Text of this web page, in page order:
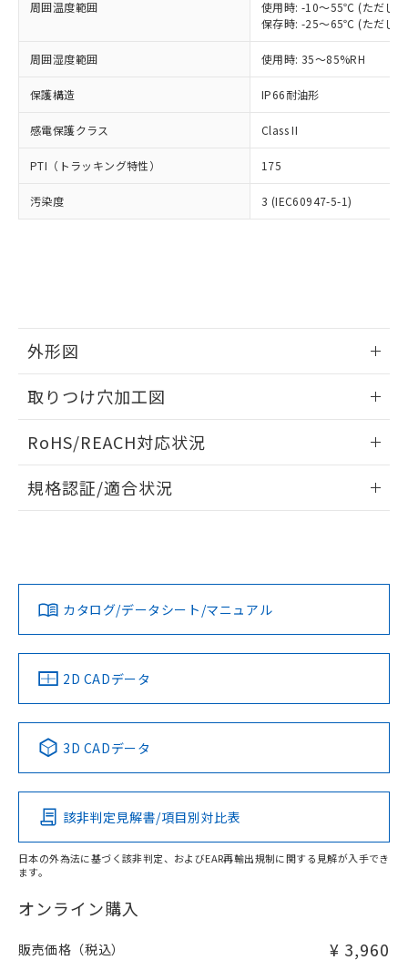
周囲温度範囲
使用時: -10～55℃ (ただし
保存時: -25～65℃ (ただし
周囲湿度範囲 使用時: 35～85%RH
保護構造 IP66耐油形
感電保護クラス Class II
PTI（トラッキング特性） 175
汚染度 3 (IEC60947-5-1)
外形図
取りつけ穴加工図
RoHS/REACH対応状況
EU RoHS 注意事項・凡例
対応済み
中国 RoHS 注意事項・凡例
Pb Hg Cd Cr(VI)
O
在庫等で未対応品が混在する可能性があります。
問い合わせください。
規格認証/適合状況
LR型式承認
（イギリス
船舶規格）
DNV型式承認
（ノルウェー
BV型式承認
（フランス
KR型式
（韓国
No No No No
この製品の規格認証/適合状況ページへ
その他の認証はこちらのページからご検索ください
カタログ/データシート/マニュアル
2D CADデータ
3D CADデータ
該非判定見解書/項目別対比表
日本の外為法に基づく該非判定、およびEAR再輸出規制に関する見解が入手でき
ます。
オンライン購入
販売価格（税込） ¥ 3,960
当社制御機器事業取扱商品の中には、
本サービスの対象外となる商品もある
在庫状況および標準価格照会結果は、
記載している更新日時点での社内デー
タに基づき作成されるものであり、閲
覧された時点での実際の在庫および標
準価格とは異なる場合があることをご
了承ください。
正式な納期状況および標準価格はお客
様のお取引先、またはお客様担当のオ
ムロン制御機器販売店・当社販売員に
マイパーツ機能（部品リスト作成サー
ビス）をご利用いただくには、I-Web
あります。
お客様が当ウェブサイト上で当社にご
登録された部品リストについて、当社
および当社の共同利用者が、当社の製
品・サービスに関するお客様との取
の共同利用に関して"
の「1.共同利
用者の範囲」に記載されている法人を
指します。
仕入先様の事情により、非含有部品として
いたものが、含有品と判明した場合などや
むを得ず変更することがあります。
*EU RoHS指令（10物質）：
鉛(Pb) 1000ppm以下、 水銀(Hg) 1000ppm以下、 カド
ミウム(Cd) 100ppm以下、
六価クロム(Cr(Ⅵ)) 1000ppm以下、ポリ臭化ビフェニル
類(PBB) 1000ppm以下、ポリ臭化ジフェニルエーテル類
(PBDE) 1000ppm以下、フタル酸ビス(2-エチルヘキシ
（DBP） 1000ppm以下、フタル酸ジイソブチル
(DIBP) 1000ppm以下
※2 対応予定月
月が前後することがあります。
※3 非含有証明書ダウンロード
下記の非含有証明書をダウンロードするこ
るもので、過去に遡って非含有を証明する
ものではありません。
また、RoHS指令のフタル酸エステル類４
物質の対応では、対応完了までの期間は出
していることから、特段のことがない限
り、2022年1月12日より割愛しておりま
す。
「×」：最大均質材料含有率が中国RoHSの
基準値を超えていることを示します。
「－」：未確認です。当社販売部門へお問
*中国RoHS10物質の基準値 (GB/T26572)：
Pb(鉛) :1000ppm、 Hg(水銀) : 1000ppm、 Cd(カドミウ
ム) : 100ppm、
ニル類) : 1000ppm、 PBDEs(ポリ臭化ジフェニルエーテ
DBP(フタル酸ジブチル) : 1000ppm、 DIBP(フタル酸ジ
イソブチル) : 1000ppm、 BBP(フタル酸ブチルベンジ
ル) : 1000ppm、
「ｅ」：有害物質（10物質）のすべてが基
準値以下であることを示します。
質が外部に漏えいし、環境に深刻な影響を
及ぼさない年数を意味します。
「－」：未確認です。当社販売部門へお問
い合わせください。
当社は、これら貴社製品のうち、外国
為替および外国貿易法に定める商品
（以下｢規制貨物等」という）を輸出
または国外への提供する場合は、日本
可)を取得するなどの必要な手続きを
とります。
当社は規制貨物を破棄する場合は、完
全に破砕するなど、違法に輸出されな
いよう必要な手段を講じます。
場合は、上記1、2および3の内容を当
法に輸出するおそれがある場合は、取
り引きをいたしません。
号
○ 一定数以上の在庫あり
一定数には満たないが在庫あり
認ください)
空
白
受注生産機種、また在庫状況の
情報を公開していない機種